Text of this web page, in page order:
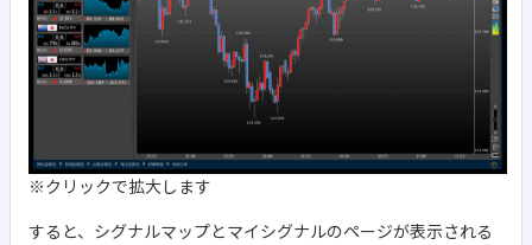
※クリックで拡大します
すると、シグナルマップとマイシグナルのページが表示される